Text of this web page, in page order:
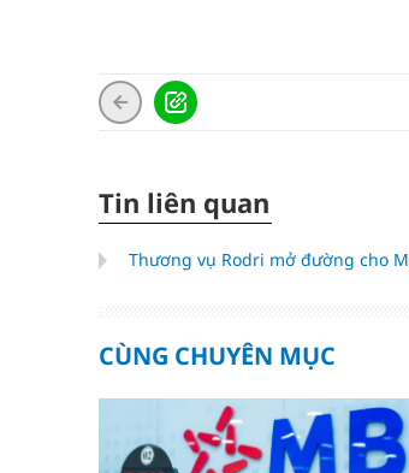
Tin liên quan
Thương vụ Rodri mở đường cho
CÙNG CHUYÊN MỤC